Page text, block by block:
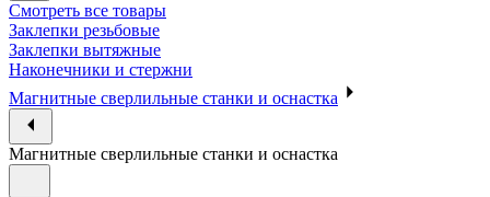
Смотреть все товары
Заклепки резьбовые
Заклепки вытяжные
Наконечники и стержни
Магнитные сверлильные станки и оснастка
Магнитные сверлильные станки и оснастка